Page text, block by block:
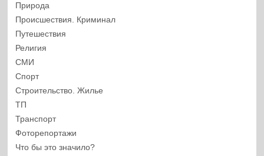
Природа
Происшествия. Криминал
Путешествия
Религия
СМИ
Спорт
Строительство. Жилье
ТП
Транспорт
Фоторепортажи
Что бы это значило?